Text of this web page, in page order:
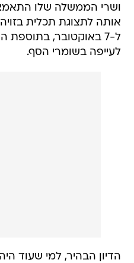
ושרי הממשלה שלו
אותה לתצוגת תכלית
ל-7 באוקטובר,
לעייפה בשומרי הסף.
הדיון הבהיר, למי שעוד